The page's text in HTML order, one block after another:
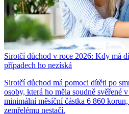
Sirotčí důchod v roce 2026: Kdy má
případech ho nezíská
Sirotčí důchod má pomoci dítěti po
osoby, která ho měla soudně svěřené
minimální měsíční částka 6 860
zemřelému nestačí.